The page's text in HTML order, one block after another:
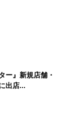
ー』新規店舗・
出店...